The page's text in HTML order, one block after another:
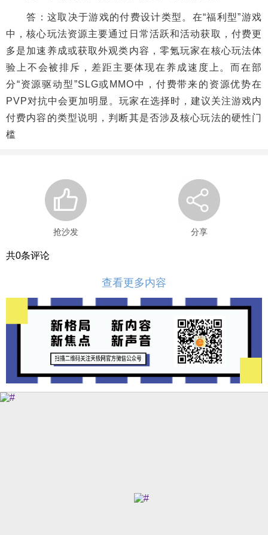
答：这取决于游戏的付费设计类型。在“福利型”游戏
中，核心玩法资源主要通过日常活跃和活动获取，付费更
多是加速养成或获取外观类内容，零氪玩家在核心玩法体
验上不会被排斥，差距主要体现在养成速度上。而在部
分“资源驱动型”SLG或MMO中，付费带来的资源优势在
PVP对抗中会更加明显。玩家在选择时，建议关注游戏内
付费内容的类型说明，判断其是否涉及核心玩法的硬性门
槛
抢沙发 分享
共0条评论
查看更多内容